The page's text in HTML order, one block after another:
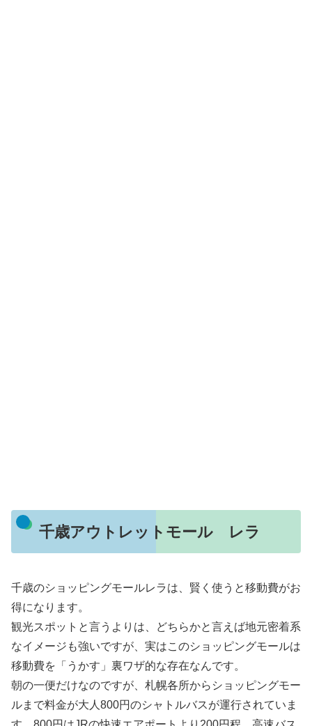
千歳アウトレットモール レラ
千歳のショッピングモールレラは、賢く使うと移動費がお
得になります。
観光スポットと言うよりは、どちらかと言えば地元密着系
なイメージも強いですが、実はこのショッピングモールは
移動費を「うかす」裏ワザ的な存在なんです。
朝の一便だけなのですが、札幌各所からショッピングモー
ルまで料金が大人800円のシャトルバスが運行されていま